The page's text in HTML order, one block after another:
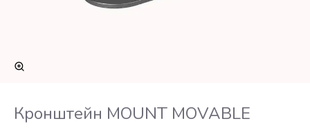
Кронштейн MOUNT MOVABLE